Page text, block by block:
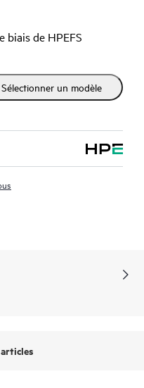
la gamme complète de
biais de HPEFS
Sélectionner un modèle